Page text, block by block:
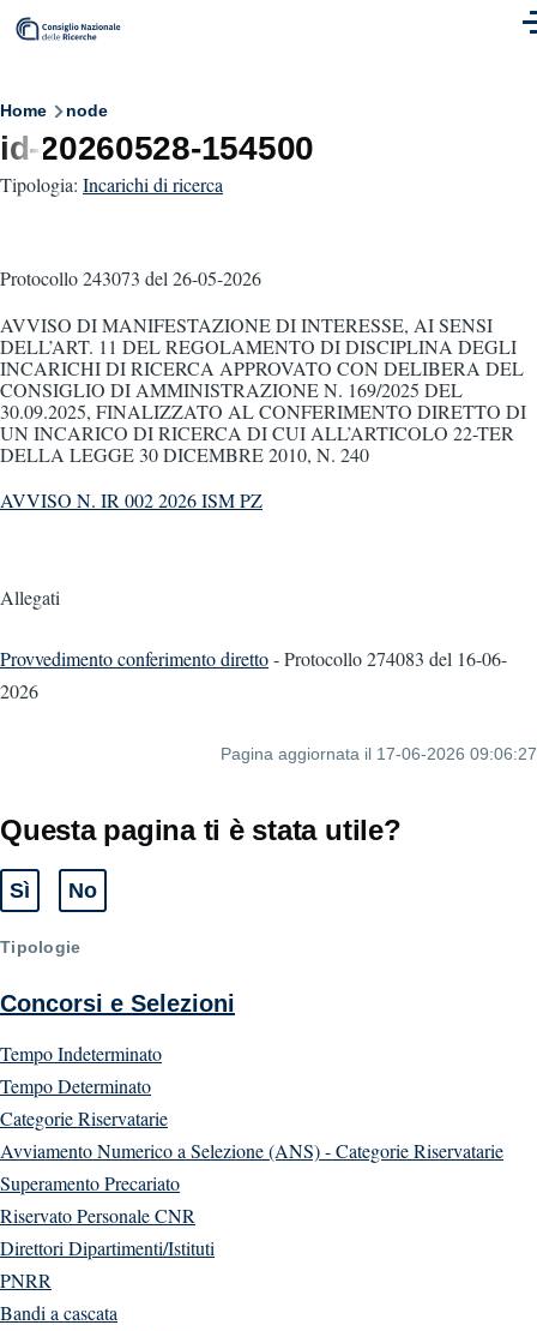
Skip to main content
Breadcrumb
Home node
id-20260528-154500
Tipologia: Incarichi di ricerca
Protocollo 243073 del 26-05-2026
AVVISO DI MANIFESTAZIONE DI INTERESSE, AI SENSI
DELL’ART. 11 DEL REGOLAMENTO DI DISCIPLINA DEGLI
INCARICHI DI RICERCA APPROVATO CON DELIBERA DEL
CONSIGLIO DI AMMINISTRAZIONE N. 169/2025 DEL
30.09.2025, FINALIZZATO AL CONFERIMENTO DIRETTO DI
UN INCARICO DI RICERCA DI CUI ALL’ARTICOLO 22-TER
DELLA LEGGE 30 DICEMBRE 2010, N. 240
AVVISO N. IR 002 2026 ISM PZ
Allegati
Provvedimento conferimento diretto- Protocollo 274083 del 16-06-
2026
Pagina aggiornata il 17-06-2026 09:06:27
Questa pagina ti è stata utile?
Sì
Tipologie
Concorsi e Selezioni
Tempo Indeterminato
Tempo Determinato
Categorie Riservatarie
Avviamento Numerico a Selezione (ANS) - Categorie Riservatarie
Superamento Precariato
Riservato Personale CNR
Direttori Dipartimenti/Istituti
PNRR
Bandi a cascata